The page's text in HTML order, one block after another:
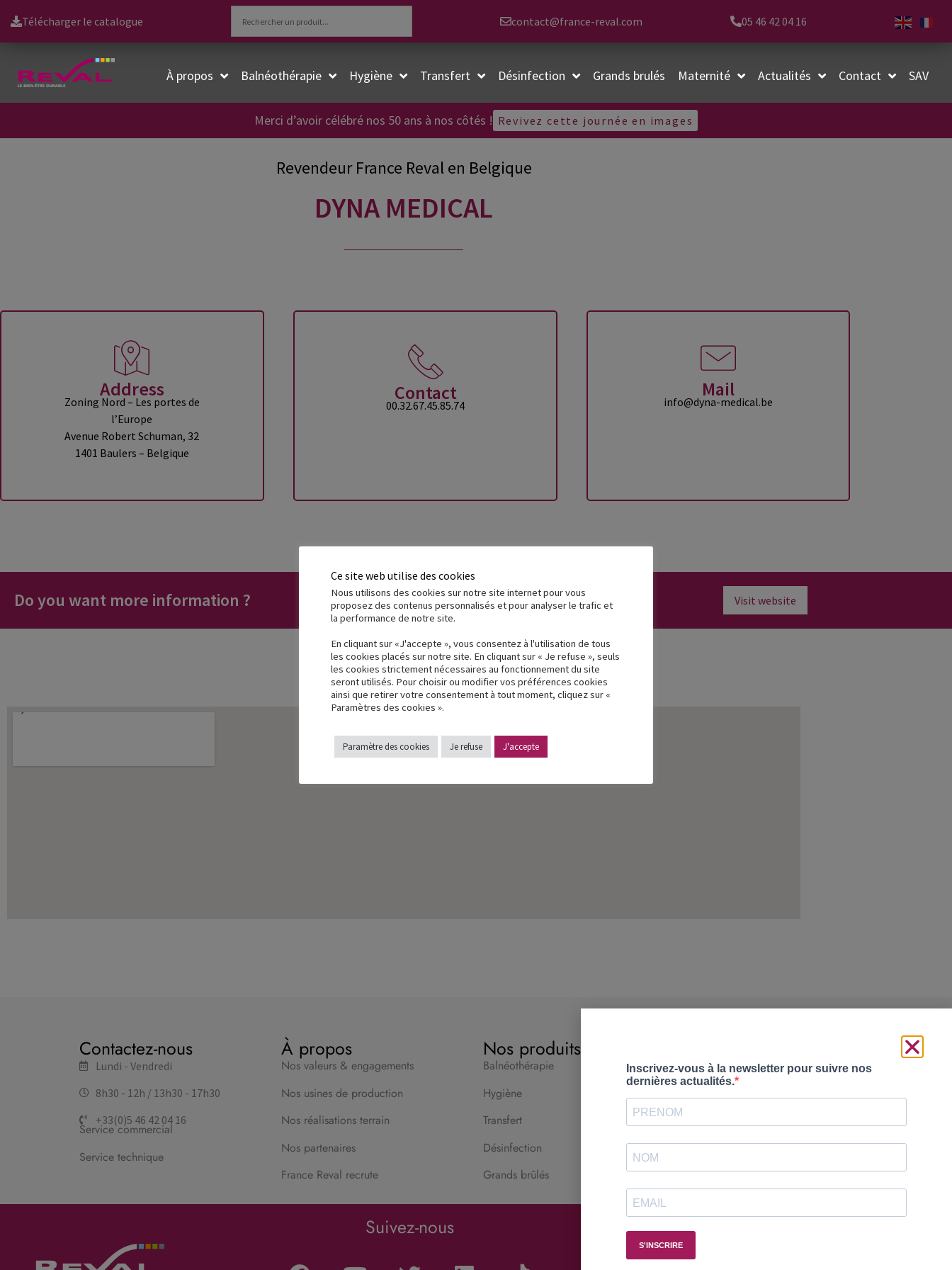
Télécharger le catalogue contact@france-reval.com 05 46 42 04 16
À propos Balnéothérapie Hygiène Transfert Désinfection Grands brulés Maternité Actualités Contact SAV
Merci d’avoir célébré nos 50 ans à nos côtés ! Revivez cette journée en images
Revendeur France Reval en Belgique
DYNA MEDICAL
Address
Zoning Nord – Les portes de
l’Europe
Avenue Robert Schuman, 32
1401 Baulers – Belgique
Contact
00.32.67.45.85.74
Mail
info@dyna-medical.be
Do you want more information ? Visit website
Contactez-nous
Lundi - Vendredi
8h30 - 12h / 13h30 - 17h30
+33(0)5 46 42 04 16
Service commercial
Service technique
À propos
Nos valeurs & engagements
Nos usines de production
Nos réalisations terrain
Nos partenaires
France Reval recrute
Nos produits
Balnéothérapie
Hygiène
Transfert
Désinfection
Grands brûlés
S’inscrire à la Newsletter :
Suivez-nous
Ce site web utilise des cookies
Nous utilisons des cookies sur notre site internet pour vous
proposez des contenus personnalisés et pour analyser le trafic et
la performance de notre site.
En cliquant sur «J'accepte », vous consentez à l'utilisation de tous
les cookies placés sur notre site. En cliquant sur « Je refuse », seuls
les cookies strictement nécessaires au fonctionnement du site
seront utilisés. Pour choisir ou modifier vos préférences cookies
ainsi que retirer votre consentement à tout moment, cliquez sur «
Paramètres des cookies ».
Paramètre des cookies Je refuse J'accepte